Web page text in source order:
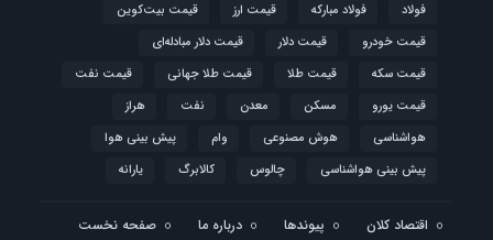
فولاد
فولاد مبارکه قیمت ارز
قیمت بیت‌کوین
قیمت خودرو
قیمت دلار
قیمت دلار مبادله‌ای
قیمت سکه
قیمت طلا قیمت طلا جهانی
قیمت نفت
قیمت یورو
مسکن معدن نفت
هراز
هواشناسی
هوش مصنوعی وام
پیش بینی هوا
پیش بینی هواشناسی
چالوس کالابرگ یارانه
اقتصاد کلان پیوندها درباره ما صفحه نخست